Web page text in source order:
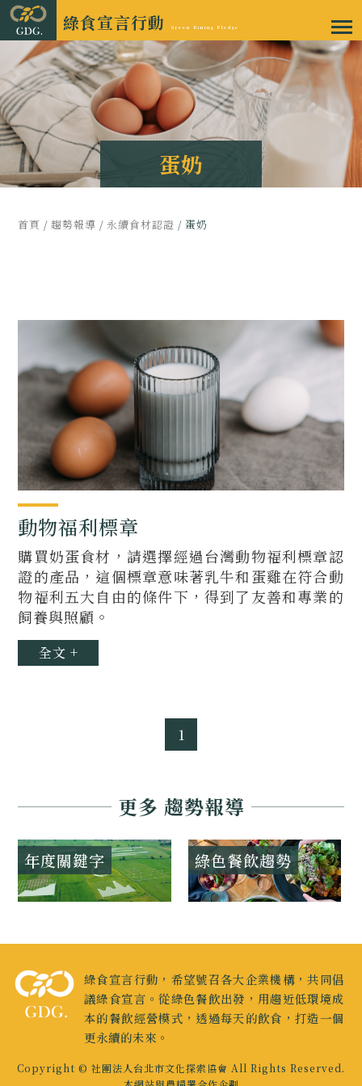
綠食宣言行動 Green Dining Pledge
蛋奶
首頁 /趨勢報導 / 永續食材認證 / 蛋奶
動物福利標章
購買奶蛋食材，請選擇經過台灣動物福利標章認
證的產品，這個標章意味著乳牛和蛋雞在符合動
物福利五大自由的條件下，得到了友善和專業的
飼養與照顧。
全文 +
1
更多 趨勢報導
年度關鍵字 綠色餐飲趨勢
綠食宣言行動，希望號召各大企業機構，共同倡
議綠食宣言。從綠色餐飲出發，用趨近低環境成
本的餐飲經營模式，透過每天的飲食，打造一個
更永續的未來。
Copyright © 社團法人台北市文化探索協會 All Rights Reserved.